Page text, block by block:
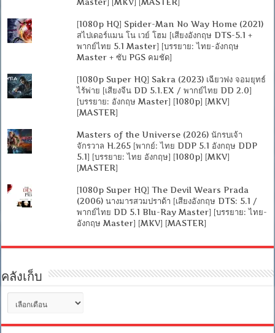
[1080p HQ] Spider-Man No Way Home (2021)
สไปเดอร์แมน โน เวย์ โฮม [เสียงอังกฤษ DTS-5.1 +
พากย์ไทย 5.1 Master] [บรรยาย: ไทย-อังกฤษ
Master + ซับ PGS คมชัด]
[1080p Super HQ] Sakra (2023) เฉียวฟง จอมยุทธ์
ไร้พ่าย [เสียงจีน DD 5.1.EX / พากย์ไทย DD 2.0]
[บรรยาย: อังกฤษ Master] [1080p] [MKV]
[MASTER]
Masters of the Universe (2026) นักรบเจ้า
จักรวาล H.265 [พากย์: ไทย DDP 5.1 อังกฤษ DDP
5.1] [บรรยาย: ไทย อังกฤษ] [1080p] [MKV]
[MASTER]
[1080p Super HQ] The Devil Wears Prada
(2006) นางมารสวมปราด้า [เสียงอังกฤษ DTS: 5.1 /
พากย์ไทย DD 5.1 Blu-Ray Master] [บรรยาย: ไทย-
อังกฤษ Master] [MKV] [MASTER]
คลังเก็บ
เก็บ